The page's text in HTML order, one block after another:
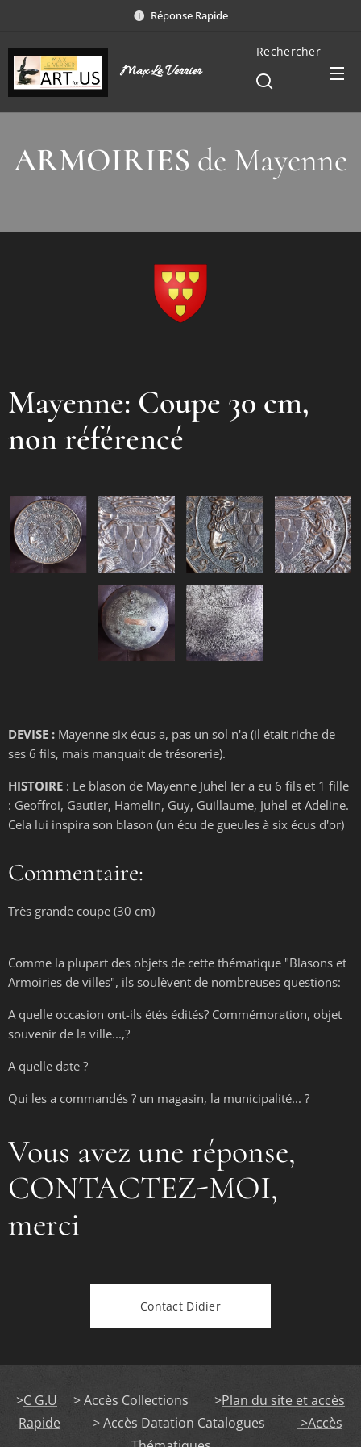
Réponse Rapide
Max Le Verrier
Rechercher
ARMOIRIES de Mayenne
Mayenne: Coupe 30 cm,
non référencé
DEVISE : Mayenne six écus a, pas un sol n'a (il était riche de
ses 6 fils, mais manquait de trésorerie).
HISTOIRE : Le blason de Mayenne Juhel Ier a eu 6 fils et 1 fille
: Geoffroi, Gautier, Hamelin, Guy, Guillaume, Juhel et Adeline.
Cela lui inspira son blason (un écu de gueules à six écus d'or)
Commentaire:
Très grande coupe (30 cm)
Comme la plupart des objets de cette thématique "Blasons et
Armoiries de villes", ils soulèvent de nombreuses questions:
A quelle occasion ont-ils étés édités? Commémoration, objet
souvenir de la ville...,?
A quelle date ?
Qui les a commandés ? un magasin, la municipalité... ?
Vous avez une réponse,
CONTACTEZ-MOI,
merci
Contact Didier
>C G.U > Accès Collections >Plan du site et accès
Rapide > Accès Datation Catalogues
>Accès